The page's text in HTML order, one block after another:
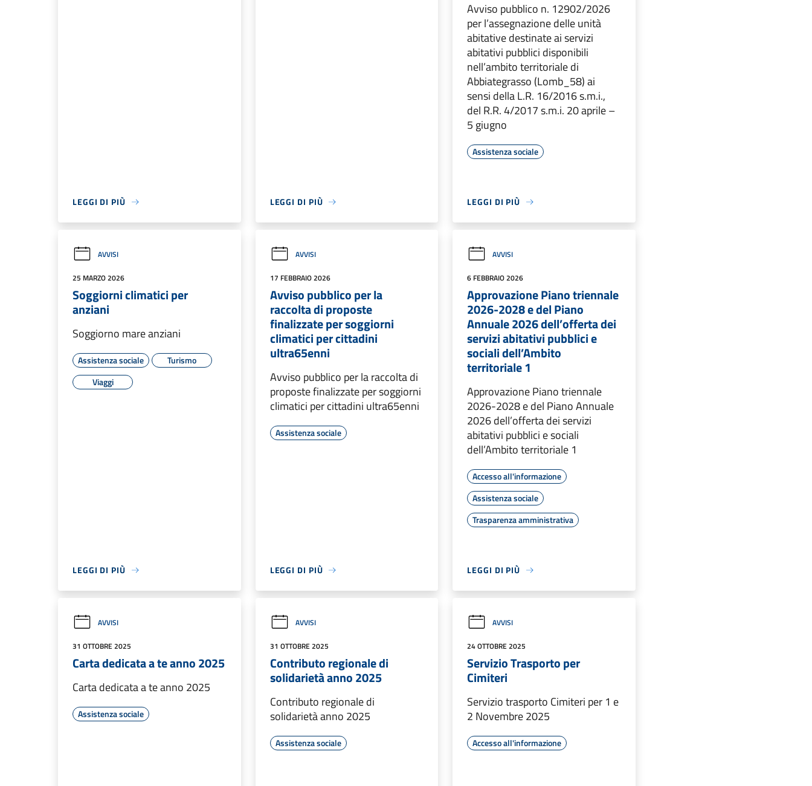
LEGGI DI PIÙ LEGGI DI PIÙ
Avviso pubblico n. 12902/2026
per l’assegnazione delle unità
abitative destinate ai servizi
abitativi pubblici disponibili
nell’ambito territoriale di
Abbiategrasso (Lomb_58) ai
sensi della L.R. 16/2016 s.m.i.,
del R.R. 4/2017 s.m.i. 20 aprile –
5 giugno
Assistenza sociale
LEGGI DI PIÙ
AVVISI
25 MARZO 2026
Soggiorni climatici per
anziani
Soggiorno mare anziani
Assistenza sociale
Turismo
Viaggi
LEGGI DI PIÙ
AVVISI
17 FEBBRAIO 2026
Avviso pubblico per la
raccolta di proposte
finalizzate per soggiorni
climatici per cittadini
ultra65enni
Avviso pubblico per la raccolta di
proposte finalizzate per soggiorni
climatici per cittadini ultra65enni
Assistenza sociale
LEGGI DI PIÙ
AVVISI
6 FEBBRAIO 2026
Approvazione Piano triennale
2026-2028 e del Piano
Annuale 2026 dell’offerta dei
servizi abitativi pubblici e
sociali dell’Ambito
territoriale 1
Approvazione Piano triennale
2026-2028 e del Piano Annuale
2026 dell’offerta dei servizi
abitativi pubblici e sociali
dell’Ambito territoriale 1
Accesso all'informazione
Assistenza sociale
Trasparenza amministrativa
LEGGI DI PIÙ
AVVISI
31 OTTOBRE 2025
Carta dedicata a te anno 2025
Carta dedicata a te anno 2025
Assistenza sociale
AVVISI
31 OTTOBRE 2025
Contributo regionale di
solidarietà anno 2025
Contributo regionale di
solidarietà anno 2025
Assistenza sociale
AVVISI
24 OTTOBRE 2025
Servizio Trasporto per
Cimiteri
Servizio trasporto Cimiteri per 1 e
2 Novembre 2025
Accesso all'informazione